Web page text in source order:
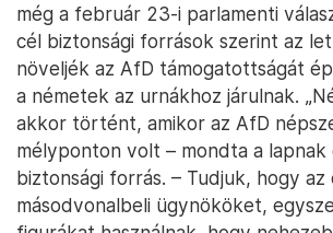
még a február 23-i parlamenti
cél biztonsági források szerint az
növeljék az AfD támogatottságát
a németek az urnákhoz járulnak.
akkor történt, amikor az AfD
mélyponton volt – mondta a lapnak
biztonsági forrás. – Tudjuk, hogy az
másodvonalbeli ügynököket,